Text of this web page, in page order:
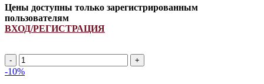
Цены доступны только зарегистрированным
пользователям
ВХОД/РЕГИСТРАЦИЯ
2HB
2160Lp/
-10%